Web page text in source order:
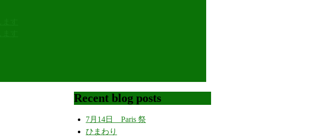
Recent blog posts
7月14日 Paris 祭
ひまわり